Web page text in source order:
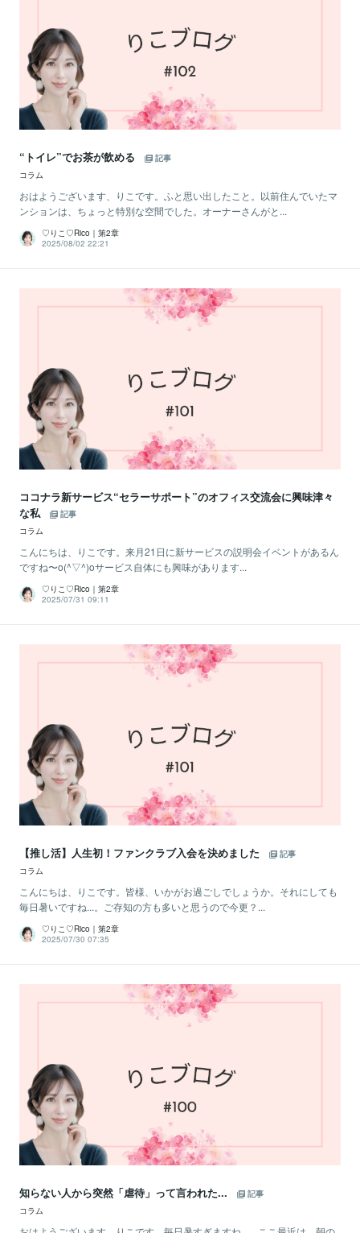
“トイレ”でお茶が飲める
記事
コラム
おはようございます、りこです。ふと思い出したこと。以前住んでいたマ
ンションは、ちょっと特別な空間でした。オーナーさんがと...
♡りこ♡Rico｜第2章
2025/08/02 22:21
ココナラ新サービス“セラーサポート”のオフィス交流会に興味津々
な私
記事
コラム
こんにちは、りこです。来月21日に新サービスの説明会イベントがあるん
ですね〜o(^▽^)oサービス自体にも興味があります...
♡りこ♡Rico｜第2章
2025/07/31 09:11
【推し活】人生初！ファンクラブ入会を決めました
記事
コラム
こんにちは、りこです。皆様、いかがお過ごしでしょうか。それにしても
毎日暑いですね...。ご存知の方も多いと思うので今更？...
♡りこ♡Rico｜第2章
2025/07/30 07:35
知らない人から突然「虐待」って言われた...
記事
コラム